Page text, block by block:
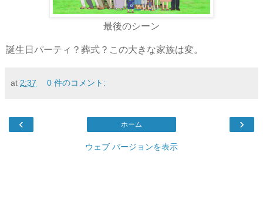
最後のシーン
誕生日パーティ？葬式？この大きな家族は変。
at 2:37 0 件のコメント:
‹ ›
ホーム
ウェブ バージョンを表示